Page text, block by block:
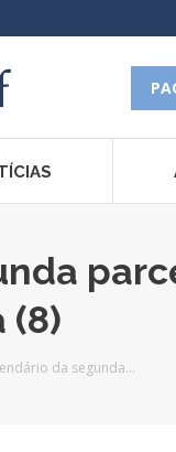
(8)
da segunda…